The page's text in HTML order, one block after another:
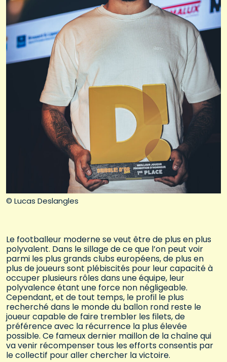
© Lucas Deslangles
Le footballeur moderne se veut être de plus en plus
polyvalent. Dans le sillage de ce que l’on peut voir
parmi les plus grands clubs européens, de plus en
plus de joueurs sont plébiscités pour leur capacité à
occuper plusieurs rôles dans une équipe, leur
polyvalence étant une force non négligeable.
Cependant, et de tout temps, le profil le plus
recherché dans le monde du ballon rond reste le
joueur capable de faire trembler les filets, de
préférence avec la récurrence la plus élevée
possible. Ce fameux dernier maillon de la chaîne qui
va venir récompenser tous les efforts consentis par
le collectif pour aller chercher la victoire.